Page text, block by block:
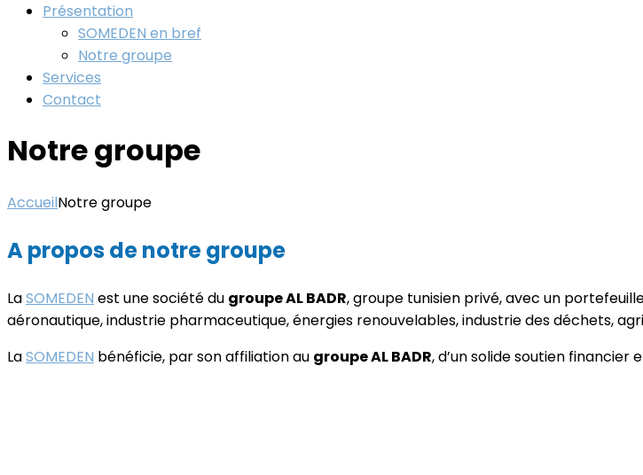
Présentation
SOMEDEN en bref
Notre groupe
Services
Contact
Notre groupe
AccueilNotre groupe
A propos de notre groupe
LaSOMEDEN est une société du groupe AL BADR, groupe tunisien privé, avec un
aéronautique, industrie pharmaceutique, énergies renouvelables, industrie des déchets,
LaSOMEDEN bénéficie, par son affiliation au groupe AL BADR, d’un solide soutien